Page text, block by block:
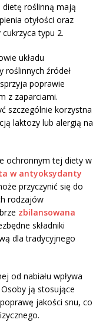
roślinną mają
otyłości oraz
typu 2.
układu
roślinnych źródeł
poprawie
z zaparciami.
szczególnie korzystna
laktozy lub alergią na
ochronnym tej diety w
w antyoksydanty
przyczynić się do
rodzajów
zbilansowana
składniki
dla tradycyjnego
od nabiału wpływa
ją stosujące
jakości snu, co